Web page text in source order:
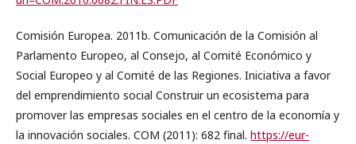
Comisión Europea. 2011b. Comunicación de la Comisión al
Parlamento Europeo, al Consejo, al Comité Económico y
Social Europeo y al Comité de las Regiones. Iniciativa a favor
del emprendimiento social Construir un ecosistema para
promover las empresas sociales en el centro de la economía y
la innovación sociales. COM (2011): 682 final. https://eur-